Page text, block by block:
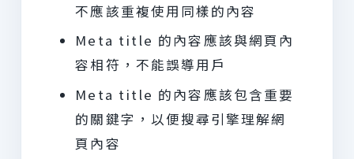
不應該重複使用同樣的內容
Meta title 的內容應該與網頁內
容相符，不能誤導用戶
Meta title 的內容應該包含重要
的關鍵字，以便搜尋引擎理解網
頁內容